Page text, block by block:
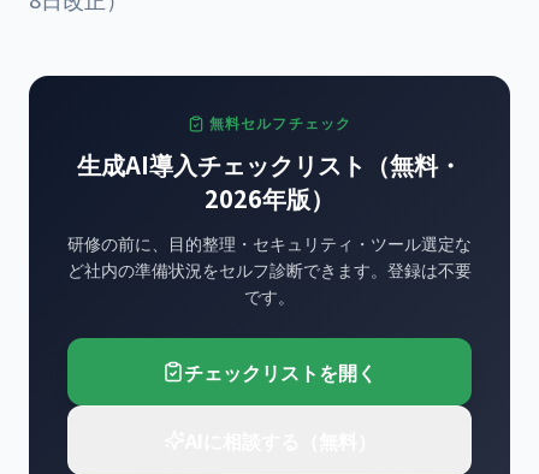
無料セルフチェック
生成AI導入チェックリスト（無料・
2026年版）
研修の前に、目的整理・セキュリティ・ツール選定な
ど社内の準備状況をセルフ診断できます。登録は不要
です。
チェックリストを開く